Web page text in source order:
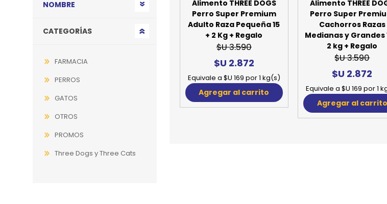
Alimento THREE DOGS
Perro Super Premium
Adulto Raza Pequeña 15
+ 2 Kg + Regalo
$U 3.590
$U 2.872
Equivale a $U 169 por 1 kg(s)
Agregar al carrito
Alimento THREE
Perro Super
Cachorros Razas
Medianas y Grandes
2 kg + Regalo
$U 3.590
$U 2.872
Equivale a $U 169 por 1
Agregar al carrito
NOMBRE
CATEGORÍAS
FARMACIA
PERROS
GATOS
OTROS
PROMOS
Three Dogs y Three Cats